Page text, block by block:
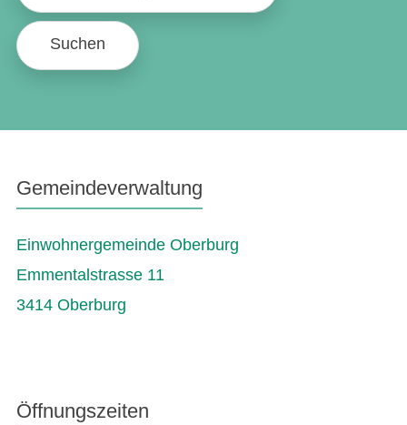
Suchen
Gemeindeverwaltung
Einwohnergemeinde Oberburg
Emmentalstrasse 11
3414 Oberburg
Öffnungszeiten